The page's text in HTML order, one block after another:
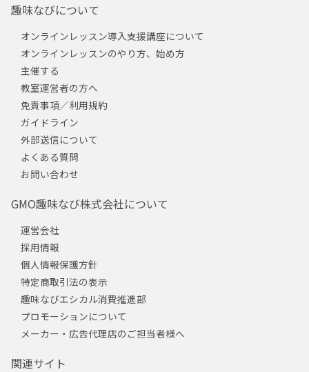
趣味なびについて
オンラインレッスン導入支援講座について
オンラインレッスンのやり方、始め方
主催する
教室運営者の方へ
免責事項／利用規約
ガイドライン
外部送信について
よくある質問
お問い合わせ
GMO趣味なび株式会社について
運営会社
採用情報
個人情報保護方針
特定商取引法の表示
趣味なびエシカル消費推進部
プロモーションについて
メーカー・広告代理店のご担当者様へ
関連サイト